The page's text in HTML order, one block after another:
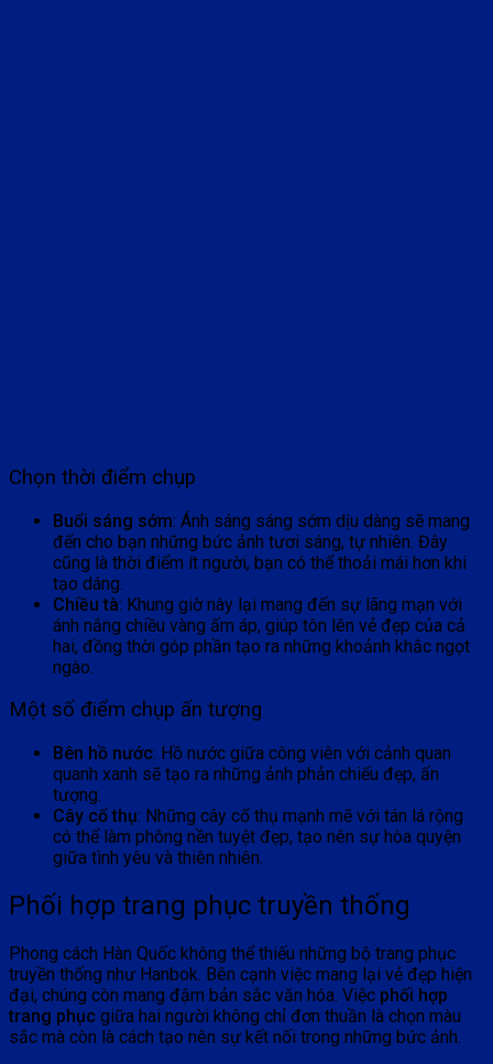
Chọn thời điểm chụp
Buổi sáng sớm: Ánh sáng sáng sớm dịu dàng sẽ mang
đến cho bạn những bức ảnh tươi sáng, tự nhiên. Đây
cũng là thời điểm ít người, bạn có thể thoải mái hơn khi
tạo dáng.
Chiều tà: Khung giờ này lại mang đến sự lãng mạn với
ánh nắng chiều vàng ấm áp, giúp tôn lên vẻ đẹp của cả
hai, đồng thời góp phần tạo ra những khoảnh khắc ngọt
ngào.
Một số điểm chụp ấn tượng
Bên hồ nước: Hồ nước giữa công viên với cảnh quan
quanh xanh sẽ tạo ra những ảnh phản chiếu đẹp, ấn
tượng.
Cây cổ thụ: Những cây cổ thụ mạnh mẽ với tán lá rộng
có thể làm phông nền tuyệt đẹp, tạo nên sự hòa quyện
giữa tình yêu và thiên nhiên.
Phối hợp trang phục truyền thống
Phong cách Hàn Quốc không thể thiếu những bộ trang phục
truyền thống như Hanbok. Bên cạnh việc mang lại vẻ đẹp hiện
đại, chúng còn mang đậm bản sắc văn hóa. Việc phối hợp
trang phục giữa hai người không chỉ đơn thuần là chọn màu
sắc mà còn là cách tạo nên sự kết nối trong những bức ảnh.